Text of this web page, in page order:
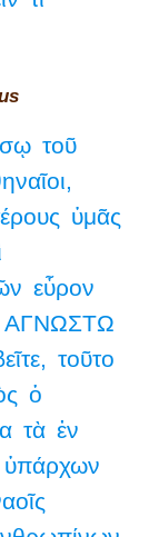
τοῦ
ὑμᾶς
εὗρον
ΑΓΝΩΣΤΩ
τοῦτο
ὁ
τὰ ἐν
ὑπάρχων